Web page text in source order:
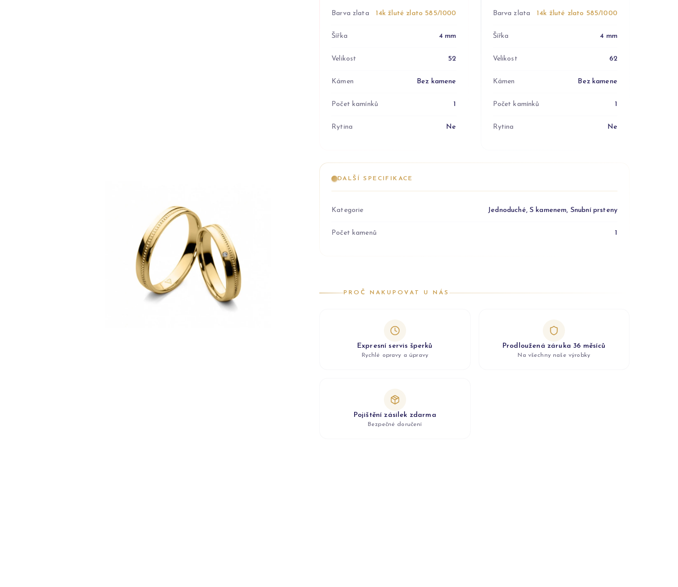
Barva zlata 14k žluté zlato 585/1000
Šířka 4 mm
Velikost 52
Kámen Bez kamene
Počet kamínků 1
Rytina Ne
Barva zlata 14k žluté zlato 585/1000
Šířka 4 mm
Velikost 62
Kámen Bez kamene
Počet kamínků 1
Rytina Ne
DALŠÍ SPECIFIKACE
Kategorie Jednoduché, S kamenem, Snubní prsteny
Počet kamenů 1
PROČ NAKUPOVAT U NÁS
Expresní servis šperků
Rychlé opravy a úpravy
Prodloužená záruka 36 měsíců
Na všechny naše výrobky
Pojištění zásilek zdarma
Bezpečné doručení